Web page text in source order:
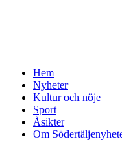
Hem
Nyheter
Kultur och nöje
Sport
Åsikter
Om